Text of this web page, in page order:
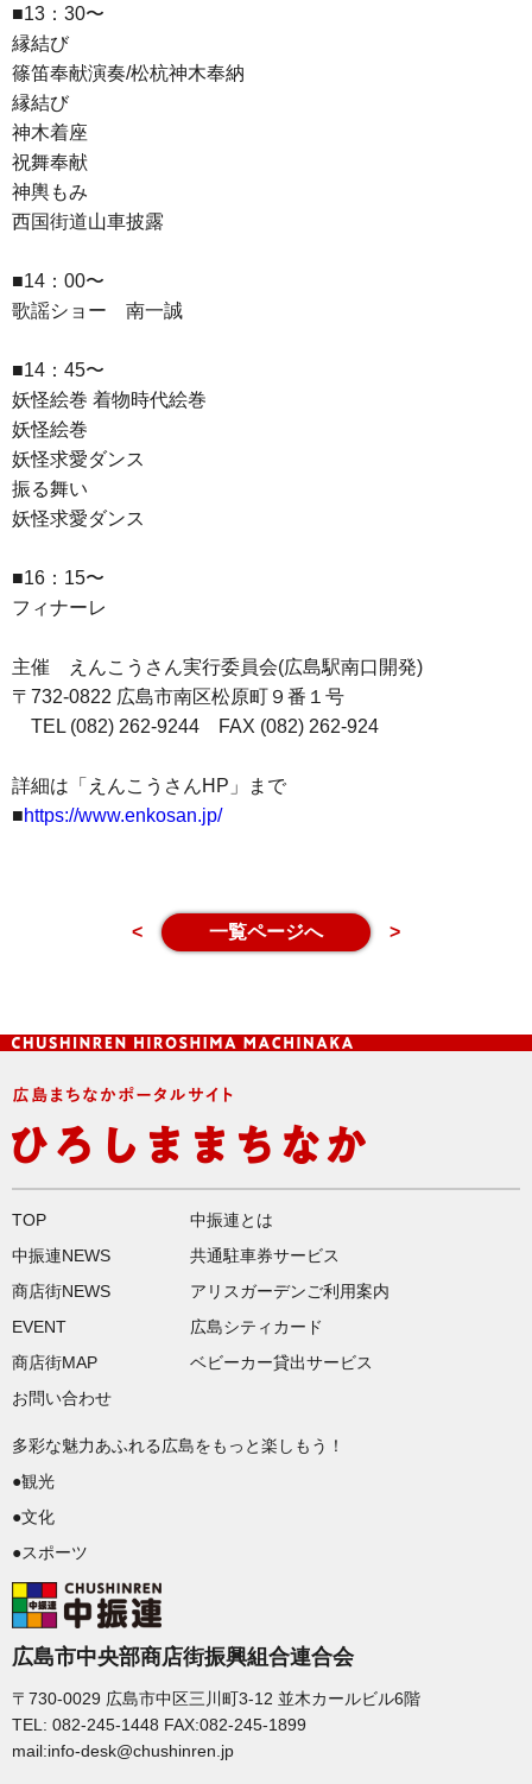
■13：30〜
縁結び
篠笛奉献演奏/松杭神木奉納
縁結び
神木着座
祝舞奉献
神輿もみ
西国街道山車披露
■14：00〜
歌謡ショー 南一誠
■14：45〜
妖怪絵巻 着物時代絵巻
妖怪絵巻
妖怪求愛ダンス
振る舞い
妖怪求愛ダンス
■16：15〜
フィナーレ
主催 えんこうさん実行委員会(広島駅南口開発)
〒732-0822 広島市南区松原町９番１号
TEL (082) 262-9244 FAX (082) 262-924
詳細は「えんこうさんHP」まで
■https://www.enkosan.jp/
< 一覧ページへ >
TOP
中振連NEWS
商店街NEWS
EVENT
商店街MAP
お問い合わせ
中振連とは
共通駐車券サービス
アリスガーデンご利用案内
広島シティカード
ベビーカー貸出サービス
多彩な魅力あふれる広島をもっと楽しもう！
●観光
●文化
●スポーツ
広島市中央部商店街振興組合連合会
〒730-0029 広島市中区三川町3-12 並木カールビル6階
TEL: 082-245-1448 FAX:082-245-1899
mail:info-desk@chushinren.jp